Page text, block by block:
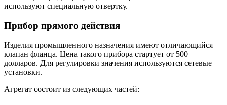
используют специальную отвертку.
Прибор прямого действия
Изделия промышленного назначения имеют отличающийся
клапан фланца. Цена такого прибора стартует от 500
долларов. Для регулировки значения используются сетевые
установки.
Агрегат состоит из следующих частей: